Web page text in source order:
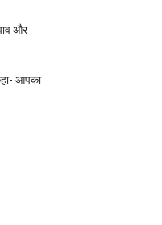
और
आपका